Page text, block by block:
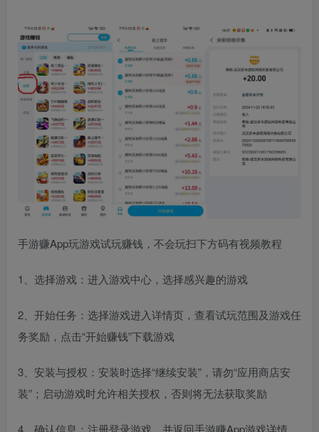
手游赚App玩游戏试玩赚钱，不会玩扫下方码有视频教程
1、选择游戏：进入游戏中心，选择感兴趣的游戏
2、开始任务：选择游戏进入详情页，查看试玩范围及游戏任
务奖励，点击“开始赚钱”下载游戏
3、安装与授权：安装时选择“继续安装”，请勿“应用商店安
装”；启动游戏时允许相关授权，否则将无法获取奖励
4、确认信息：注册登录游戏，并返回手游赚App游戏详情